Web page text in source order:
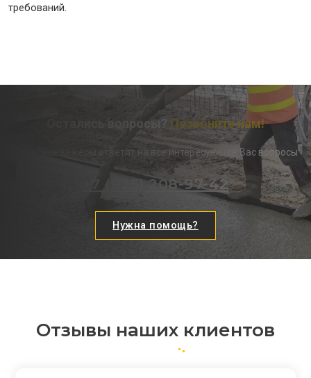
требований.
Остались вопросы? Позвоните нам!
Наши менеджеры ответят на все интересующие Вас вопросы
+7 (925) 208-97-42
Нужна помощь?
Отзывы наших клиентов